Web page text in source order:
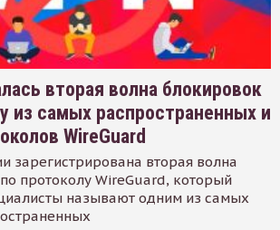
вторая волна блокировок
из самых распространенных и
WireGuard
зарегистрирована вторая волна
протоколу WireGuard, который
называют одним из самых